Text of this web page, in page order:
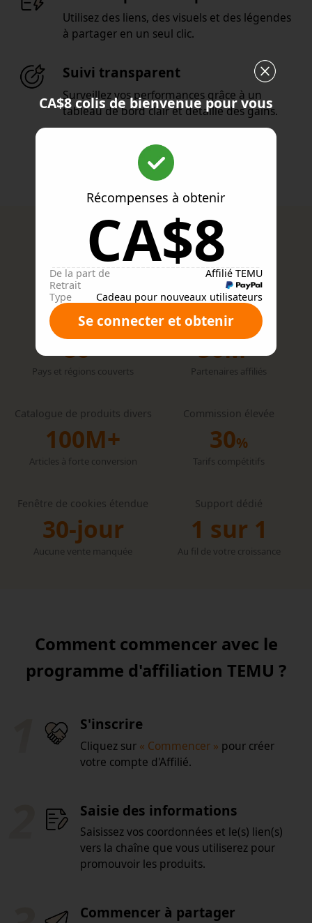
Utilisez des liens, des visuels et des légendes
à partager en un seul clic.
Suivi transparent
Surveillez vos performances grâce à un
tableau de bord clair et détaillé des gains.
Démarrer
Notre portée et notre
rayonnement
Portée mondiale
80+
Pays et régions couverts
Approuvé par
50M+
Partenaires affiliés
Catalogue de produits divers
100M+
Articles à forte conversion
Commission élevée
30%
Tarifs compétitifs
Fenêtre de cookies étendue
30-jour
Aucune vente manquée
Support dédié
1 sur 1
Au fil de votre croissance
Comment commencer avec le
programme d'affiliation TEMU ?
S'inscrire
Cliquez sur « Commencer » pour créer
votre compte d'Affilié.
Saisie des informations
Saisissez vos coordonnées et le(s) lien(s)
vers la chaîne que vous utiliserez pour
promouvoir les produits.
Commencer à partager
CA$8 colis de bienvenue pour vous
Récompenses à obtenir
CA$8
De la part de
Affilié TEMU
Retrait
Type
Cadeau pour nouveaux utilisateurs
Se connecter et obtenir